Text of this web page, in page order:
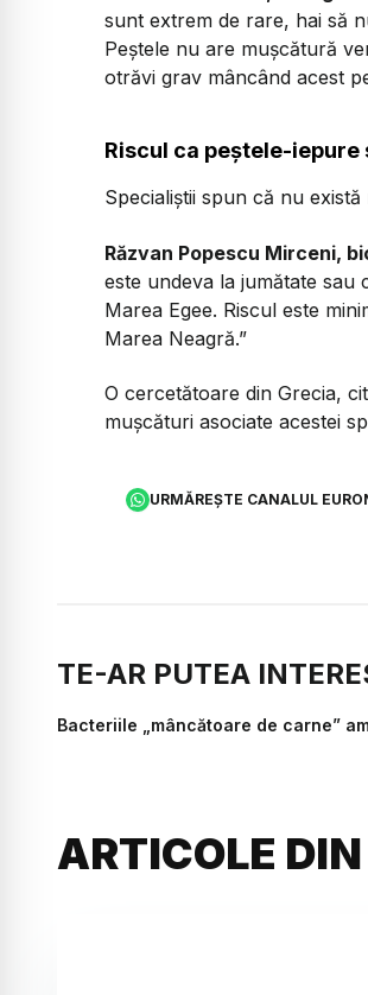
sunt extrem de rare, hai să
Peștele nu are mușcătură
otrăvi grav mâncând acest
Riscul ca peștele-iepure
Specialiștii spun că nu
Răzvan Popescu Mirceni,
este undeva la jumătate sau
Marea Egee. Riscul este
Marea Neagră.”
O cercetătoare din Grecia,
mușcături asociate acestei
URMĂREȘTE CANALUL
TE-AR PUTEA
Bacteriile „mâncătoare de carne”
ARTICOLE